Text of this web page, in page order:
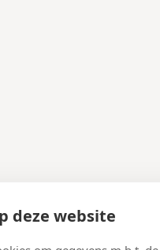
deze website